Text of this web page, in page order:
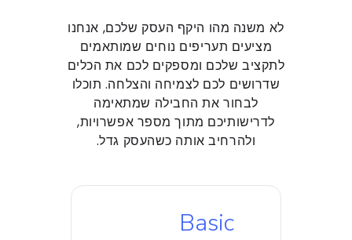
לא משנה מהו היקף העסק שלכם, אנחנו
מציעים תעריפים נוחים שמותאמים
לתקציב שלכם ומספקים לכם את הכלים
שדרושים לכם לצמיחה והצלחה. תוכלו
לבחור את החבילה שמתאימה
לדרישותיכם מתוך מספר אפשרויות,
ולהרחיב אותה כשהעסק גדל.
Basic